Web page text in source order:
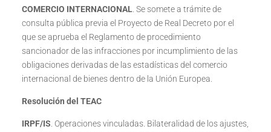
COMERCIO INTERNACIONAL. Se somete a trámite de
consulta pública previa el Proyecto de Real Decreto por el
que se aprueba el Reglamento de procedimiento
sancionador de las infracciones por incumplimiento de las
obligaciones derivadas de las estadísticas del comercio
internacional de bienes dentro de la Unión Europea.
Resolución del TEAC
IRPF/IS . Operaciones vinculadas. Bilateralidad de los ajustes,